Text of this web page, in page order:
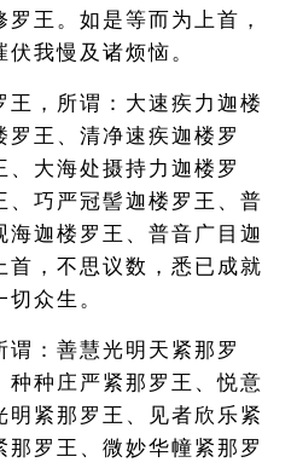
王。如是等而为上首，
我慢及诸烦恼。
王，所谓：大速疾力迦楼
罗王、清净速疾迦楼罗
大海处摄持力迦楼罗
、巧严冠髻迦楼罗王、普
海迦楼罗王、普音广目迦
首，不思议数，悉已成就
众生。
：善慧光明天紧那罗
种种庄严紧那罗王、悦意
明紧那罗王、见者欣乐紧
罗王、微妙华幢紧那罗